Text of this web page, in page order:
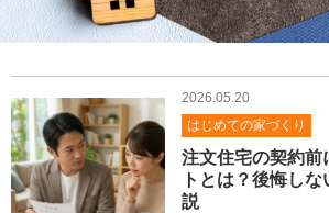
ま
い
の
悩
み
に
2026.05.20
はじめての家づくり
注文住宅の契約前
トとは？後悔し
説